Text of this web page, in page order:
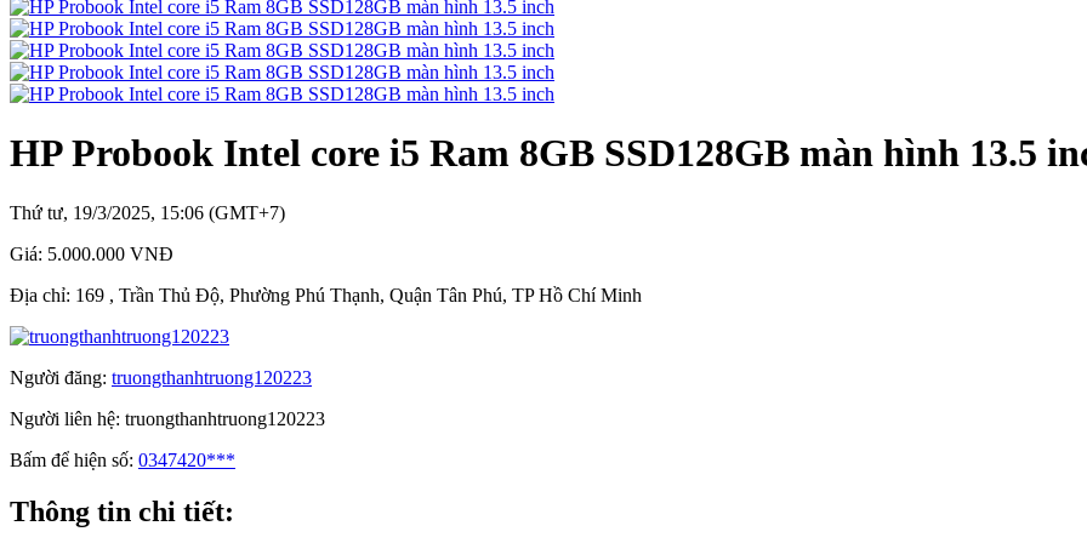
HP Probook Intel core i5 Ram 8GB SSD128GB màn hình 13.5
Thứ tư, 19/3/2025, 15:06 (GMT+7)
Giá: 5.000.000 VNĐ
Địa chỉ: 169 , Trần Thủ Độ, Phường Phú Thạnh, Quận Tân Phú, TP Hồ Chí Minh
Người đăng: truongthanhtruong120223
Người liên hệ: truongthanhtruong120223
Bấm để hiện số: 0347420***
Thông tin chi tiết: